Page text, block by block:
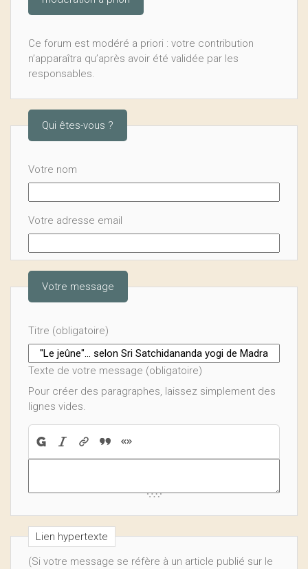
Ce forum est modéré a priori : votre contribution
n’apparaîtra qu’après avoir été validée par les
responsables.
Qui êtes-vous ?
Votre nom
Votre adresse email
Votre message
Titre (obligatoire)
Texte de votre message (obligatoire)
Pour créer des paragraphes, laissez simplement des
lignes vides.
Lien hypertexte
(Si votre message se réfère à un article publié sur le